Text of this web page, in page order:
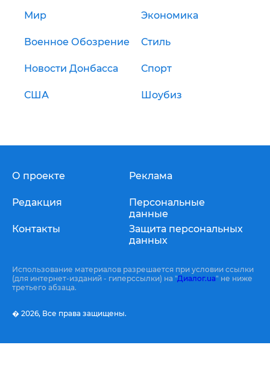
Мир Экономика
Военное Обозрение Стиль
Новости Донбасса Спорт
США Шоубиз
О проекте
Редакция
Контакты
Реклама
Персональные
данные
Защита персональных
данных
Использование материалов разрешается при условии ссылки
(для интернет-изданий - гиперссылки) на "Диалог.ua" не ниже
третьего абзаца.
� 2026, Все права защищены.